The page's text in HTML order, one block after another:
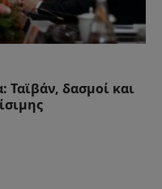
Ταϊβάν, δασμοί και